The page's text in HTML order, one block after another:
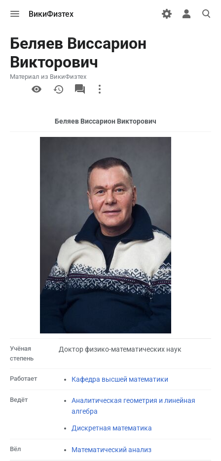
меню
ВикиФизтех
Открыть
поиск
Беляев Виссарион
Викторович
Материал из ВикиФизтех
More
actions
Беляев Виссарион Викторович
Учёная
степень
Доктор физико-математических наук
Работает Кафедра высшей математики
Ведёт
Аналитическая геометрия и линейная
алгебра
Дискретная математика
Вёл Математический анализ